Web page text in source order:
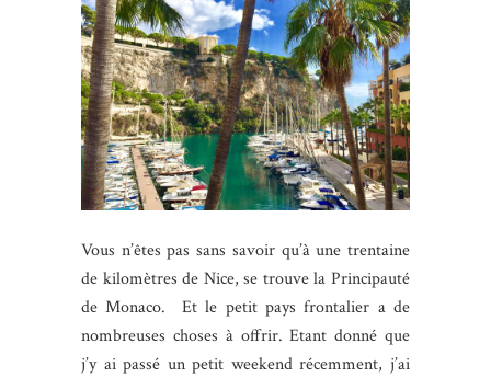
Vous n’êtes pas sans savoir qu’à une trentaine
de kilomètres de Nice, se trouve la Principauté
de Monaco. Et le petit pays frontalier a de
nombreuses choses à offrir. Etant donné que
j’y ai passé un petit weekend récemment, j’ai